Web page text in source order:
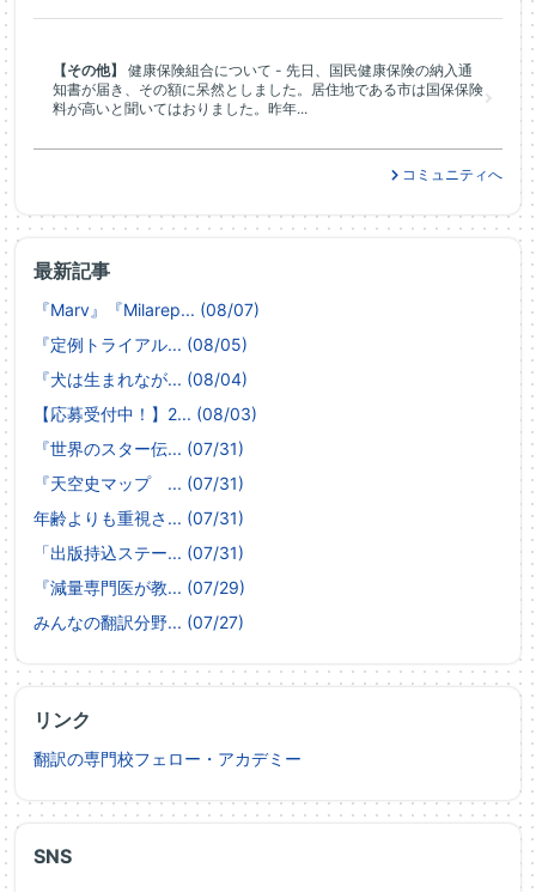
SNS
最新記事
『Marv』『Milarep... (08/07)
『定例トライアル... (08/05)
『犬は生まれなが... (08/04)
【応募受付中！】2... (08/03)
『世界のスター伝... (07/31)
『天空史マップ ... (07/31)
年齢よりも重視さ... (07/31)
「出版持込ステー... (07/31)
『減量専門医が教... (07/29)
みんなの翻訳分野... (07/27)
リンク
翻訳の専門校フェロー・アカデミー
【その他】
健康保険組合について - 先日、国民健康保険の納入通
知書が届き、その額に呆然としました。居住地である市は国保保険
料が高いと聞いてはおりました。昨年...
コミュニティへ